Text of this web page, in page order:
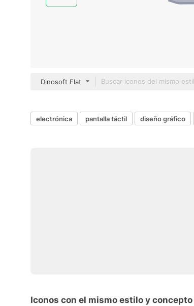
Dinosoft Flat
electrónica pantalla táctil diseño gráfico
Iconos con el mismo estilo y concepto